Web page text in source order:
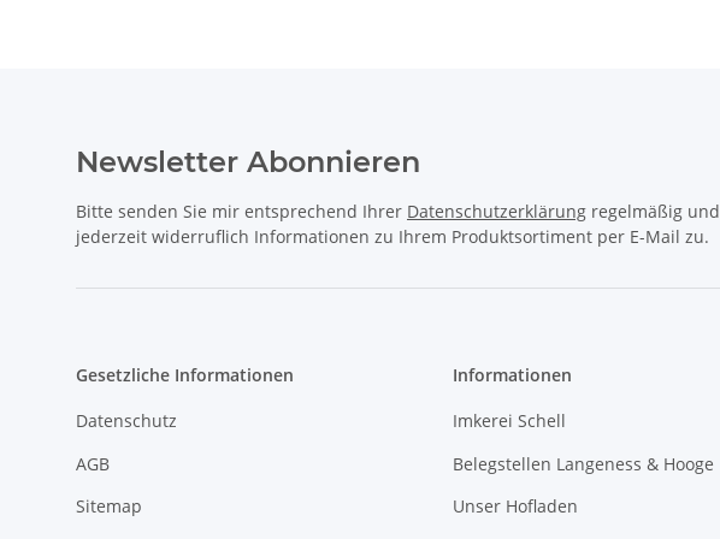
Newsletter Abonnieren
Bitte senden Sie mir entsprechend Ihrer Datenschutzerklärung regelmäßig und
jederzeit widerruflich Informationen zu Ihrem Produktsortiment per E-Mail zu.
Gesetzliche Informationen
Datenschutz
AGB
Sitemap
Informationen
Imkerei Schell
Belegstellen Langeness & Hooge
Unser Hofladen